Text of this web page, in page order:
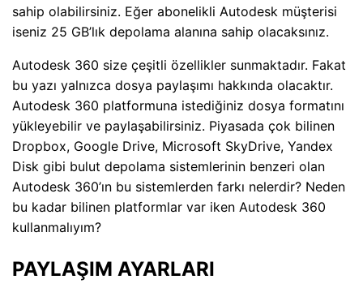
sahip olabilirsiniz. Eğer abonelikli Autodesk müşterisi
iseniz 25 GB’lık depolama alanına sahip olacaksınız.
Autodesk 360 size çeşitli özellikler sunmaktadır. Fakat
bu yazı yalnızca dosya paylaşımı hakkında olacaktır.
Autodesk 360 platformuna istediğiniz dosya formatını
yükleyebilir ve paylaşabilirsiniz. Piyasada çok bilinen
Dropbox, Google Drive, Microsoft SkyDrive, Yandex
Disk gibi bulut depolama sistemlerinin benzeri olan
Autodesk 360’ın bu sistemlerden farkı nelerdir? Neden
bu kadar bilinen platformlar var iken Autodesk 360
kullanmalıyım?
PAYLAŞIM AYARLARI